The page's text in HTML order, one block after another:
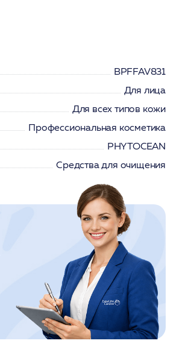
BPFFAV831
Для лица
Для всех типов кожи
Профессиональная косметика
PHYTOCEAN
Средства для очищения